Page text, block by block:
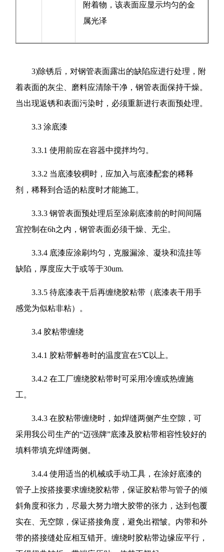
附着物，该表面应显示均匀的金
属光泽
3)除锈后，对钢管表面露出的缺陷应进行处理，附
着表面的灰尘、磨料应清除干净，钢管表面保持干燥。
当出现返锈和表面污染时，必须重新进行表面预处理。
3.3 涂底漆
3.3.1 使用前应在容器中搅拌均匀。
3.3.2 当底漆较稠时，应加入与底漆配套的稀释
剂，稀释到合适的粘度时才能施工。
3.3.3 钢管表面预处理后至涂刷底漆前的时间间隔
宜控制在6h之内，钢管表面必须干燥、无尘。
3.3.4 底漆应涂刷均匀，克服漏涂、凝块和流挂等
缺陷，厚度应大于或等于30um.
3.3.5 待底漆表干后再缠绕胶粘带（底漆表干用手
感觉为似粘非粘）。
3.4 胶粘带缠绕
3.4.1 胶粘带解卷时的温度宜在5℃以上。
3.4.2 在工厂缠绕胶粘带时可采用冷缠或热缠施
工。
3.4.3 在胶粘带缠绕时，如焊缝两侧产生空隙，可
采用我公司生产的“迈强牌”底漆及胶粘带相容性较好的
填料带填充焊缝两侧。
3.4.4 使用适当的机械或手动工具，在涂好底漆的
管子上按搭接要求缠绕胶粘带，保证胶粘带与管子的倾
斜角度和张力，尽最大努力增大胶带的张力，达到包覆
实在、无空隙，保证搭接角度，避免出褶皱。内带和外
带的搭接缝处应相互错开。缠绕时胶粘带边缘应平行，